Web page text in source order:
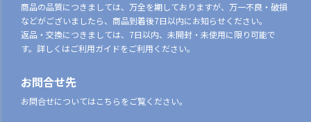
商品の品質につきましては、万全を期しておりますが、万一不良・破損
などがございましたら、商品到着後7日以内にお知らせください。
返品・交換につきましては、7日以内、未開封・未使用に限り可能で
す。詳しくはご利用ガイドをご利用ください。
お問合せ先
お問合せについてはこちらをご覧ください。